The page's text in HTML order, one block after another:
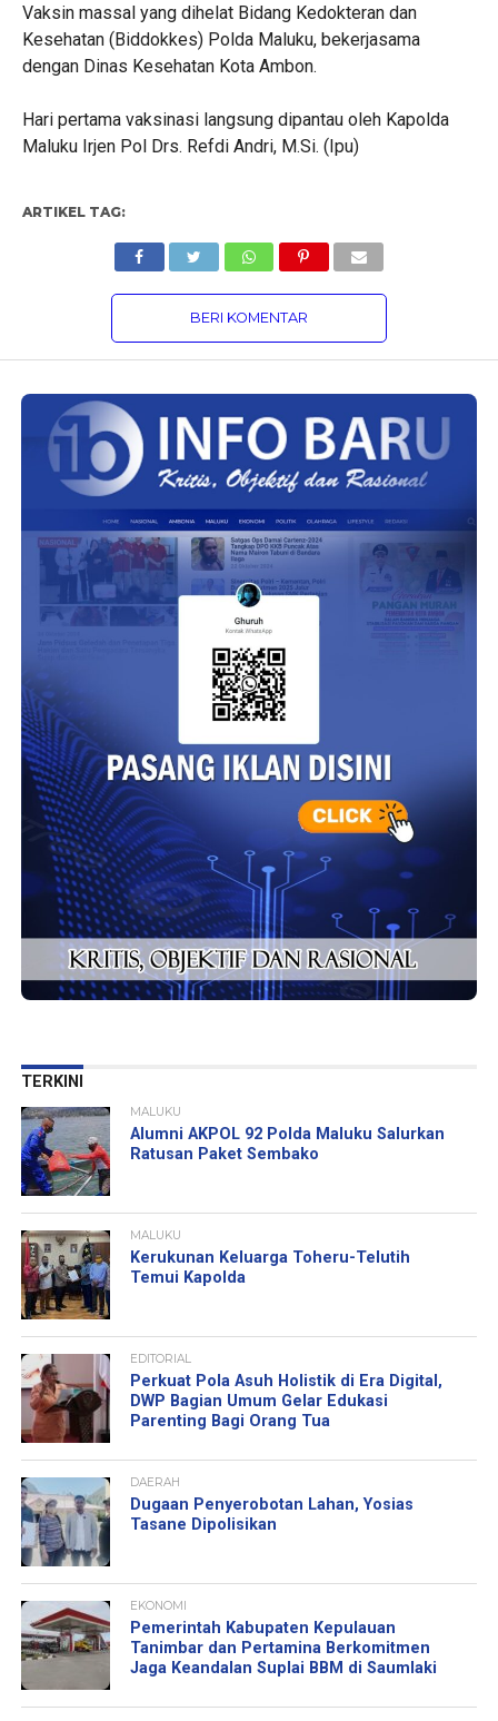
Vaksin massal yang dihelat Bidang Kedokteran dan
Kesehatan (Biddokkes) Polda Maluku, bekerjasama
dengan Dinas Kesehatan Kota Ambon.
Hari pertama vaksinasi langsung dipantau oleh Kapolda
Maluku Irjen Pol Drs. Refdi Andri, M.Si. (Ipu)
ARTIKEL TAG:
BERI KOMENTAR
TERKINI
MALUKU
Alumni AKPOL 92 Polda Maluku Salurkan
Ratusan Paket Sembako
MALUKU
Kerukunan Keluarga Toheru-Telutih
Temui Kapolda
EDITORIAL
Perkuat Pola Asuh Holistik di Era Digital,
DWP Bagian Umum Gelar Edukasi
Parenting Bagi Orang Tua
DAERAH
Dugaan Penyerobotan Lahan, Yosias
Tasane Dipolisikan
EKONOMI
Pemerintah Kabupaten Kepulauan
Tanimbar dan Pertamina Berkomitmen
Jaga Keandalan Suplai BBM di Saumlaki